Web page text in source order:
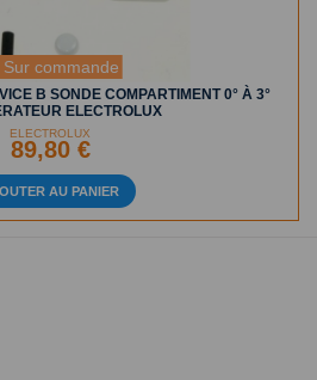
Sur commande
B SONDE COMPARTIMENT 0° À 3°
ELECTROLUX
ELECTROLUX
89,80 €
AU PANIER